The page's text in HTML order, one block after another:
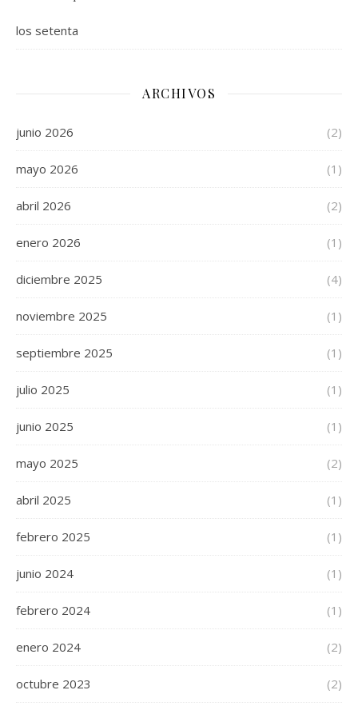
los setenta
ARCHIVOS
junio 2026 (2)
mayo 2026 (1)
abril 2026 (2)
enero 2026 (1)
diciembre 2025 (4)
noviembre 2025 (1)
septiembre 2025 (1)
julio 2025 (1)
junio 2025 (1)
mayo 2025 (2)
abril 2025 (1)
febrero 2025 (1)
junio 2024 (1)
febrero 2024 (1)
enero 2024 (2)
octubre 2023 (2)